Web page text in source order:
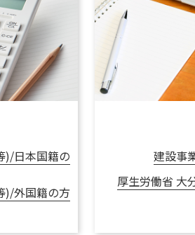
)/日本国籍の
)/外国籍の方
建設事
厚生労働省 大